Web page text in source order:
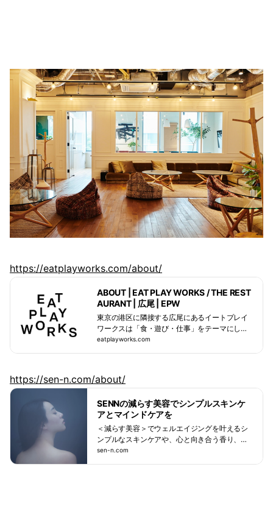
イズミ楽器長慶院にてワークショップ/サ
ウンドバス残り4名さまのみの募集で
す！詳細などはDMくださいませ。サウ
ンドバス／イベント9月19日 熊本県立
劇場9月29日 京都長慶院プロフィール
からチェックしてみてください！#soun
dbath #hikokonami #soundtherapy #
サウンドバス"
都リトリート9/28、29大阪 国立民族学博物館
勉強会、交流、宿泊京都 コイズミ楽器長慶院
にてワークショップ/サウンドバス残り4名さま
のみの募集です！詳細などはDMくださいませ。
サウンドバス／イベント9月19日 熊本県立劇場
9月29日 京都長慶院プロフィールからチェッ
クしてみてください！#soundbath #hikokonam
i #soundtherapy #サウンドバス".
https://eatplayworks.com/about/
ABOUT | EAT PLAY WORKS / THE REST
AURANT | 広尾 | EPW
東京の港区に隣接する広尾にあるイートプレイ
ワークスは「食・遊び・仕事」をテーマにした
ありそうでなかったスペシャルな空間。コワー
とは一味違ったひとときを過ごせます。ウェル
ピング場やキャンプ施設との提携もあるため、
働きながら休みをとるワーケーションをしたい
方には最適な施設です。 在宅勤務やレンタルオ
フィスでテレワークをされている方のセカンド
オフィスとしてのご利用もお勧めしています。1
eatplayworks.com
https://sen-n.com/about/
SENNの減らす美容でシンプルスキンケ
アとマインドケアを
＜減らす美容＞でウェルエイジングを叶えるシ
ンプルなスキンケアや、心と向き合う香り、お
茶、瞑想などのエッセンシャルな習慣を通し
sen-n.com